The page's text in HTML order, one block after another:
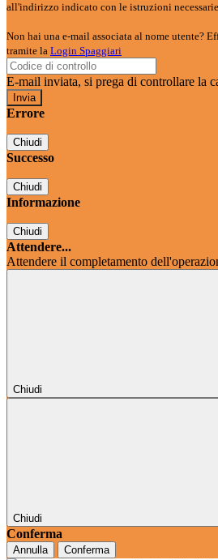
all'indirizzo indicato con le istruzioni
Non hai una e-mail associata al nome utente?
tramite la Login Spaggiari
E-mail inviata, si prega di controllare la
Errore
Chiudi
Successo
Chiudi
Informazione
Chiudi
Attendere...
Attendere il completamento
Chiudi
Chiudi
Conferma
Annulla Conferma